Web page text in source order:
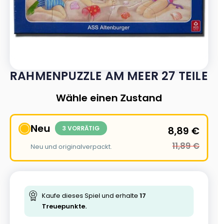
RAHMENPUZZLE AM MEER 27 TEILE
Wähle einen Zustand
Neu 3 VORRÄTIG
Neu und originalverpackt.
8,89 €
11,89€
Kaufe dieses Spiel und erhalte 17
Treuepunkte.